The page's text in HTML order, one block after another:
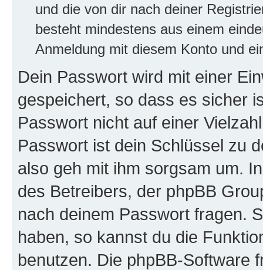
und die von dir nach deiner
besteht mindestens aus einem
Anmeldung mit diesem Konto und
Dein Passwort wird mit einer
gespeichert, so dass es sicher
Passwort nicht auf einer
Passwort ist dein Schlüssel zu
also geh mit ihm sorgsam um.
des Betreibers, der phpBB
nach deinem Passwort fragen.
haben, so kannst du die
benutzen. Die phpBB-Software